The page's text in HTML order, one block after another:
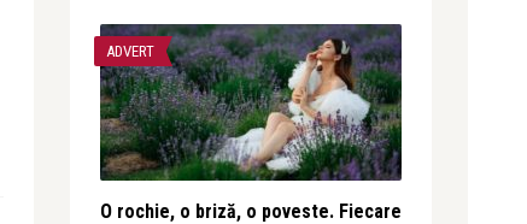
ADVERT
O rochie, o briză, o poveste. Fiecare